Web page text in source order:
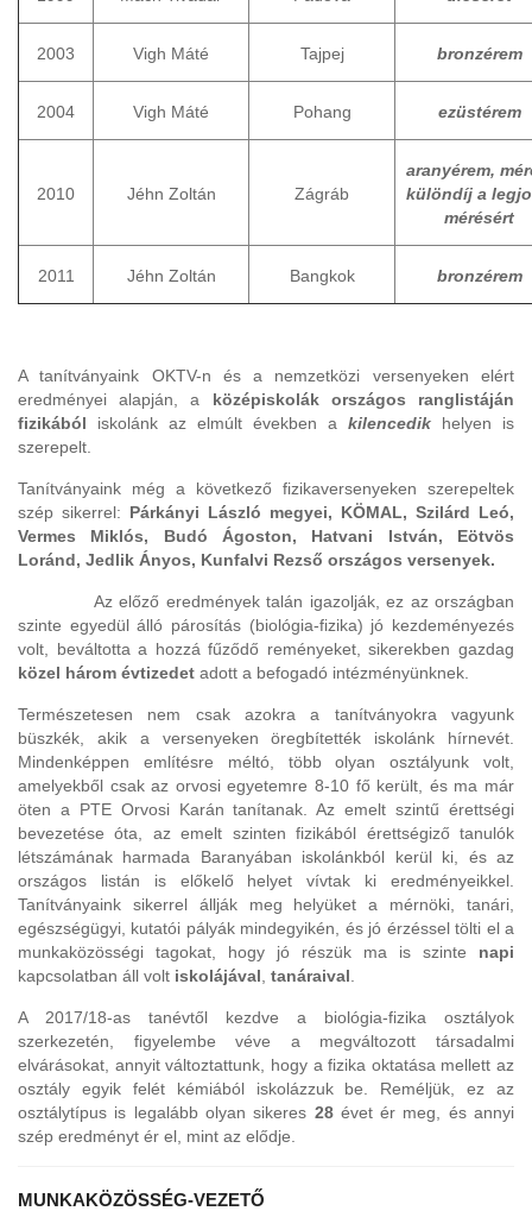
2003 Vigh Máté Tajpej bronzérem
2004 Vigh Máté Pohang ezüstérem
2010 Jéhn Zoltán Zágráb
aranyérem,
különdíj a
mérésért
2011 Jéhn Zoltán Bangkok bronzérem
A tanítványaink OKTV-n és a nemzetközi versenyeken elért
eredményei alapján, a középiskolák országos ranglistáján
fizikából iskolánk az elmúlt években a kilencedik helyen is
szerepelt.
Tanítványaink még a következő fizikaversenyeken szerepeltek
szép sikerrel: Párkányi László megyei, KÖMAL, Szilárd Leó,
Vermes Miklós, Budó Ágoston, Hatvani István, Eötvös
Loránd, Jedlik Ányos, Kunfalvi Rezső országos versenyek.
Az előző eredmények talán igazolják, ez az országban
szinte egyedül álló párosítás (biológia-fizika) jó kezdeményezés
volt, beváltotta a hozzá fűződő reményeket, sikerekben gazdag
közel három évtizedet adott a befogadó intézményünknek.
Természetesen nem csak azokra a tanítványokra vagyunk
büszkék, akik a versenyeken öregbítették iskolánk hírnevét.
Mindenképpen említésre méltó, több olyan osztályunk volt,
amelyekből csak az orvosi egyetemre 8-10 fő került, és ma már
öten a PTE Orvosi Karán tanítanak. Az emelt szintű érettségi
bevezetése óta, az emelt szinten fizikából érettségiző tanulók
létszámának harmada Baranyában iskolánkból kerül ki, és az
országos listán is előkelő helyet vívtak ki eredményeikkel.
Tanítványaink sikerrel állják meg helyüket a mérnöki, tanári,
egészségügyi, kutatói pályák mindegyikén, és jó érzéssel tölti el a
munkaközösségi tagokat, hogy jó részük ma is szinte napi
kapcsolatban áll volt iskolájával tanáraival
A 2017/18-as tanévtől kezdve a biológia-fizika osztályok
szerkezetén, figyelembe véve a megváltozott társadalmi
elvárásokat, annyit változtattunk, hogy a fizika oktatása mellett az
osztály egyik felét kémiából iskolázzuk be. Reméljük, ez az
osztálytípus is legalább olyan sikeres 28évet ér meg, és annyi
szép eredményt ér el, mint az elődje.
MUNKAKÖZÖSSÉG-VEZETŐ